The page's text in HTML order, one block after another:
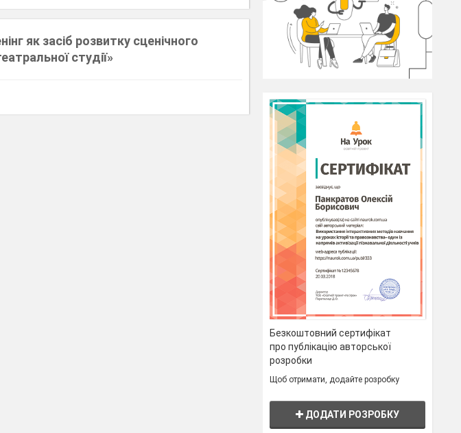
як засіб розвитку сценічного
студії»
Безкоштовний сертифікат
про публікацію авторської
розробки
Щоб отримати, додайте розробку
ДОДАТИ РОЗРОБКУ